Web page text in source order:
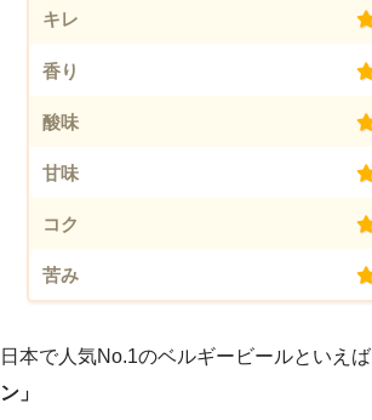
キレ
香り
酸味
甘味
コク
苦み
日本で人気No.1のベルギービールといえば
ン」